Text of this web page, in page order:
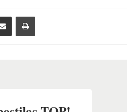
Compartilhar via e-mail Imprimir